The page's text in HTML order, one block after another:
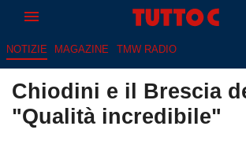
NOTIZIE MAGAZINE TMW RADIO
Chiodini e il Brescia
"Qualità incredibile"